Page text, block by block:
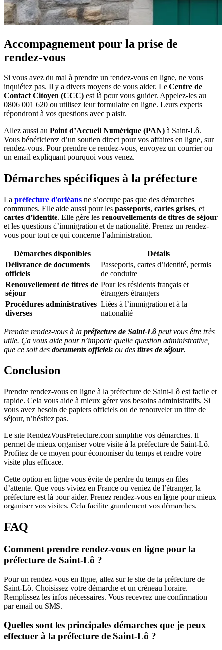
Accompagnement pour la prise de
rendez-vous
Si vous avez du mal à prendre un rendez-vous en ligne, ne vous
inquiétez pas. Il y a divers moyens de vous aider. Le Centre de
Contact Citoyen (CCC) est là pour vous guider. Appelez-les au
0806 001 620 ou utilisez leur formulaire en ligne. Leurs experts
répondront à vos questions avec plaisir.
Allez aussi au Point d’Accueil Numérique (PAN) à Saint-Lô.
Vous bénéficierez d’un soutien direct pour vos affaires en ligne, sur
rendez-vous. Pour prendre ce rendez-vous, envoyez un courrier ou
un email expliquant pourquoi vous venez.
Démarches spécifiques à la préfecture
La préfecture d'orléans ne s’occupe pas que des démarches
communes. Elle aide aussi pour les passeports, cartes grises, et
cartes d’identité. Elle gère les renouvellements de titres de séjour
et les questions d’immigration et de nationalité. Prenez un rendez-
vous pour tout ce qui concerne l’administration.
Démarches disponibles
Détails
Délivrance de documents
officiels
Passeports, cartes d’identité, permis
de conduire
Renouvellement de titres de
séjour
Pour les résidents français et
étrangers étrangers
Procédures administratives
diverses
Liées à l’immigration et à la
nationalité
Prendre rendez-vous à la préfecture de Saint-Lô peut vous être très
utile. Ça vous aide pour n’importe quelle question administrative,
que ce soit des documents officiels ou des titres de séjour.
Conclusion
Prendre rendez-vous en ligne à la préfecture de Saint-Lô est facile et
rapide. Cela vous aide à mieux gérer vos besoins administratifs. Si
vous avez besoin de papiers officiels ou de renouveler un titre de
séjour, n’hésitez pas.
Le site RendezVousPrefecture.com simplifie vos démarches. Il
permet de mieux organiser votre visite à la préfecture de Saint-Lô.
Profitez de ce moyen pour économiser du temps et rendre votre
visite plus efficace.
Cette option en ligne vous évite de perdre du temps en files
d’attente. Que vous viviez en France ou veniez de l’étranger, la
préfecture est là pour aider. Prenez rendez-vous en ligne pour mieux
organiser vos visites. Cela facilite grandement vos démarches.
FAQ
Comment prendre rendez-vous en ligne pour la
préfecture de Saint-Lô ?
Pour un rendez-vous en ligne, allez sur le site de la préfecture de
Saint-Lô. Choisissez votre démarche et un créneau horaire.
Remplissez les infos nécessaires. Vous recevrez une confirmation
par email ou SMS.
Quelles sont les principales démarches que je peux
effectuer à la préfecture de Saint-Lô ?